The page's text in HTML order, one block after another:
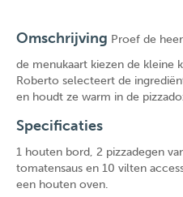
Omschrijving Proef de
de menukaart kiezen de kleine
Roberto selecteert de
en houdt ze warm in de
Specificaties
1 houten bord, 2 pizzadegen
tomatensaus en 10 vilten
een houten oven.